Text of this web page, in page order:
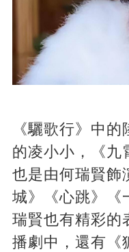
《驪歌行》中
的凌小小，《九
也是由何瑞賢飾
城》《心跳》《
瑞賢也有精彩的
播劇中，還有《